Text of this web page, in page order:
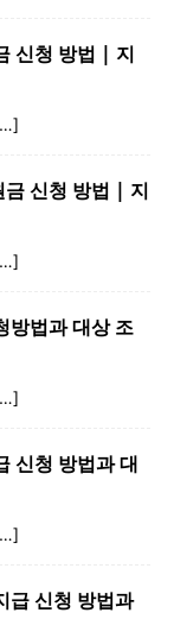
신청 방법 | 지
금 신청 방법 | 지
방법과 대상 조
신청 방법과 대
급 신청 방법과